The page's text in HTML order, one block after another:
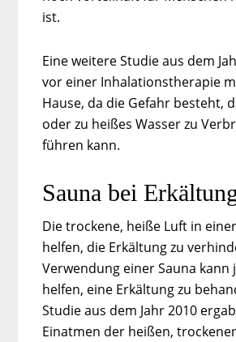
ist.
Eine weitere Studie aus dem
vor einer Inhalationstherapie
Hause, da die Gefahr besteht,
oder zu heißes Wasser zu
führen kann.
Sauna bei
Die trockene, heiße Luft in
helfen, die Erkältung zu
Verwendung einer Sauna kann
helfen, eine Erkältung zu
Studie aus dem Jahr 2010
Einatmen der heißen,